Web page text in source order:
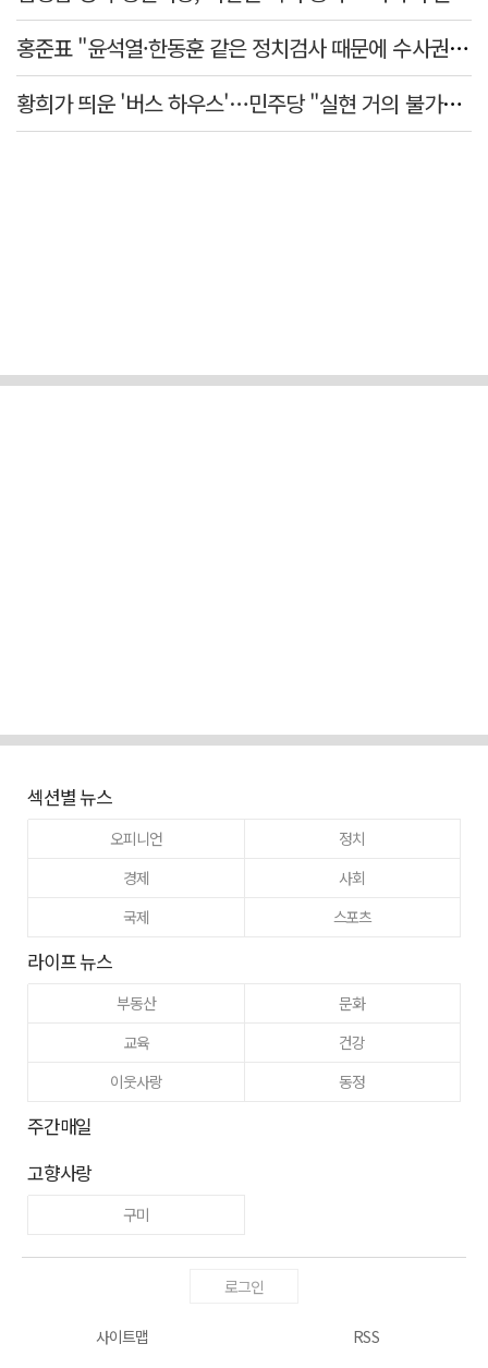
홍준표 "윤석열·한동훈 같은 정치검사 때문에 수사권마저 탈취 당해"
황희가 띄운 '버스 하우스'…민주당 "실현 거의 불가능, 해프닝으로 봐달라"
섹션별 뉴스
오피니언
정치
경제
사회
국제
스포츠
라이프 뉴스
부동산
문화
교육
건강
이웃사랑
동정
주간매일
고향사랑
구미
로그인
사이트맵 RSS